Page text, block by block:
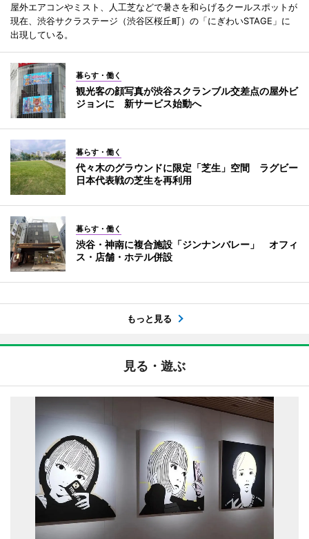
屋外エアコンやミスト、人工芝などで暑さを和らげるクールスポットが
現在、渋谷サクラステージ（渋谷区桜丘町）の「にぎわいSTAGE」に
出現している。
暮らす・働く
観光客の顔写真が渋谷スクランブル交差点の屋外ビ
ジョンに 新サービス始動へ
暮らす・働く
代々木のグラウンドに限定「芝生」空間 ラグビー
日本代表戦の芝生を再利用
暮らす・働く
渋谷・神南に複合施設「ジンナンバレー」 オフィ
ス・店舗・ホテル併設
もっと見る
見る・遊ぶ